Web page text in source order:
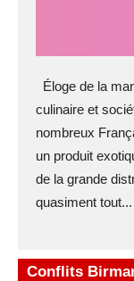
Éloge de la
culinaire et
nombreux
un produit
de la grande
quasiment tout...
Conflits